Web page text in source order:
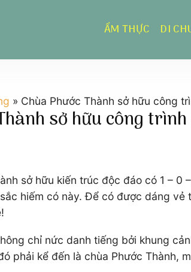
ẨM THỰC DI
» Chùa Phước Thành sở hữu công
sở hữu công
sở hữu kiến trúc độc đáo có 1 –
hiếm có này. Để có được dáng
chỉ nức danh tiếng bởi khung
phải kể đến là chùa Phước Thành,